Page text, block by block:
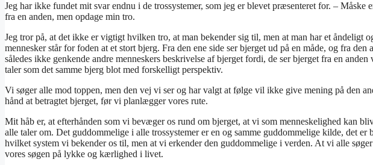
Jeg har ikke fundet mit svar endnu i de trossystemer, som jeg er blevet præsenteret for. – Måske
fra en anden, men opdage min tro.
Jeg tror på, at det ikke er vigtigt hvilken tro, at man bekender sig til, men at man har et åndeligt
mennesker står for foden at et stort bjerg. Fra den ene side ser bjerget ud på en måde, og fra den
således ikke genkende andre menneskers beskrivelse af bjerget fordi, de ser bjerget fra en
taler som det samme bjerg blot med forskelligt perspektiv.
Vi søger alle mod toppen, men den vej vi ser og har valgt at følge vil ikke give mening på den
hånd at betragtet bjerget, før vi planlægger vores rute.
Mit håb er, at efterhånden som vi bevæger os rund om bjerget, at vi som menneskelighed kan
alle taler om. Det guddommelige i alle trossystemer er en og samme guddommelige kilde, det
hvilket system vi bekender os til, men at vi erkender den guddommelige i verden. At vi alle
vores søgen på lykke og kærlighed i livet.